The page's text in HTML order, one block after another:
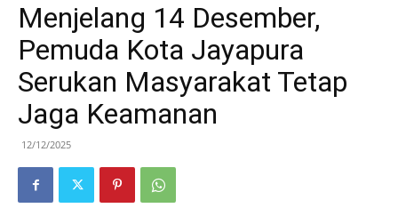
Menjelang 14 Desember,
Pemuda Kota Jayapura
Serukan Masyarakat Tetap
Jaga Keamanan
12/12/2025